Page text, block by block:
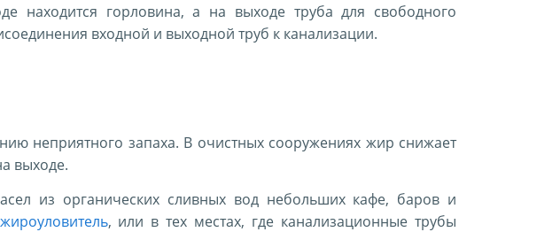
находится горловина, а на выходе труба для свободного
входной и выходной труб к канализации.
неприятного запаха. В очистных сооружениях жир снижает
выходе.
из органических сливных вод небольших кафе, баров и
жироуловитель, или в тех местах, где канализационные трубы